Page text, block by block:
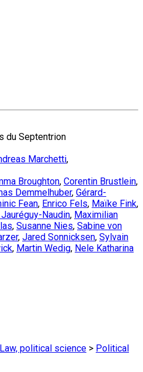
du Septentrion
Marchetti,
Broughton, Corentin Brustlein,
Demmelhuber, Gérard-
Fean, Enrico Fels, Maïke Fink,
Naudin, Maximilian
, Susanne Nies, Sabine von
, Jared Sonnicksen, Sylvain
, Martin Wedig, Nele Katharina
Law, political science > Political